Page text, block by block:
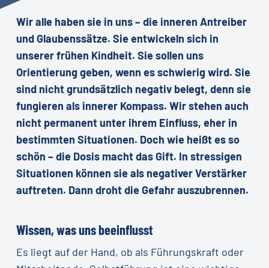
Wir alle haben sie in uns – die inneren Antreiber
und Glaubenssätze. Sie entwickeln sich in
unserer frühen Kindheit. Sie sollen uns
Orientierung geben, wenn es schwierig wird. Sie
sind nicht grundsätzlich negativ belegt, denn sie
fungieren als innerer Kompass. Wir stehen auch
nicht permanent unter ihrem Einfluss, eher in
bestimmten Situationen. Doch wie heißt es so
schön – die Dosis macht das Gift. In stressigen
Situationen können sie als negativer Verstärker
auftreten. Dann droht die Gefahr auszubrennen.
Wissen, was uns beeinflusst
Es liegt auf der Hand, ob als Führungskraft oder